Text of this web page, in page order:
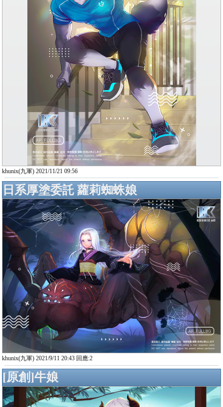
khunix(九軍) 2021/11/21 09:56
日系厚塗委託 蘿莉蜘蛛娘
khunix(九軍) 2021/9/11 20:43 回應:2
[原創]牛娘